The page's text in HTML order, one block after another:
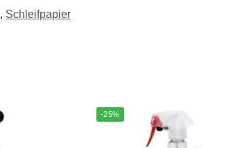
, Schleifpapier
-25%